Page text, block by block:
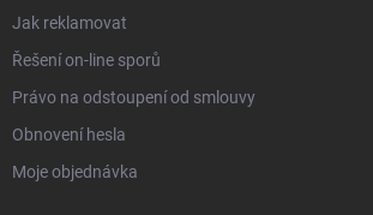
Jak reklamovat
Řešení on-line sporů
Právo na odstoupení od smlouvy
Obnovení hesla
Moje objednávka